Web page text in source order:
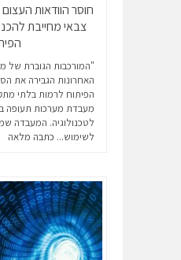
חוסר הוודאות
צבאי מחייבת
האחרונות הגבירה את
הפיתוח לרמות בלתי
מעבדת מערכות תעופה
לטכנולוגיה. המעבדה
לשימוש... כתבה מלאה